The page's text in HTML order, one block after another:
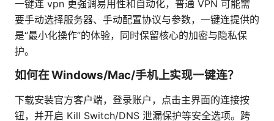
一键连 vpn 更强调易用性和自动化，普通 VPN 可能需
要手动选择服务器、手动配置协议与参数，一键连提供的
是“最小化操作”的体验，同时保留核心的加密与隐私保
护。
如何在 Windows/Mac/手机上实现一键连？
下载安装官方客户端，登录账户，点击主界面的连接按
钮，并开启 Kill Switch/DNS 泄漏保护等安全选项。跨